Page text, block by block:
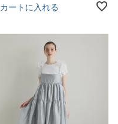
カートに入れる